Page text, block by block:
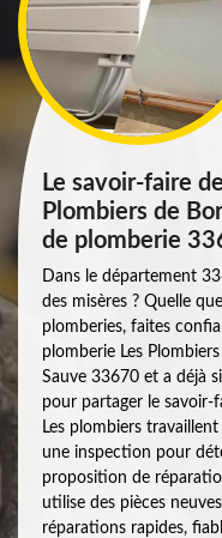
Le savoir-faire
Plombiers de
de plomberie
Dans le département
des misères ? Quelle
plomberies, faites
plomberie Les
Sauve 33670 et a déjà
pour partager le savoir-
Les plombiers
une inspection pour
proposition de
utilise des pièces
réparations rapides,